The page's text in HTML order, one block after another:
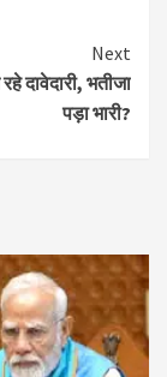
Next
दावेदारी, भतीजा
पड़ा भारी?